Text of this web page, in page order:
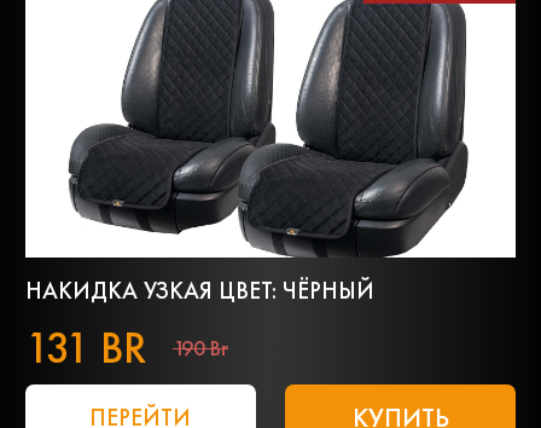
НАКИДКА УЗКАЯ ЦВЕТ: ЧЁРНЫЙ
131 BR 190 Br
ПЕРЕЙТИ КУПИТЬ